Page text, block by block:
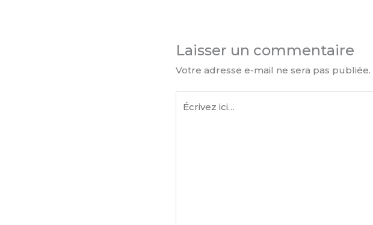
Laisser un commentaire
Votre adresse e-mail ne sera pas publiée.
Écrivez